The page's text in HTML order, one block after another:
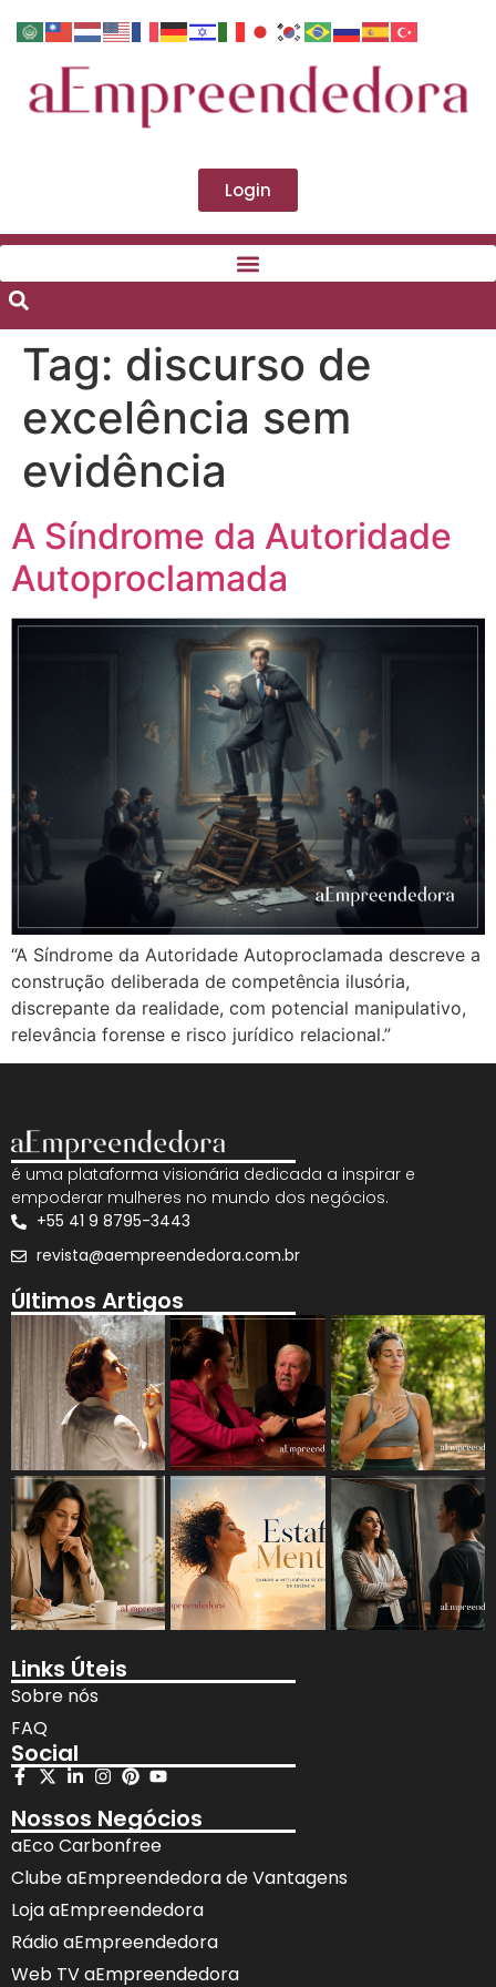
Login
Tag: discurso de
excelência sem
evidência
A Síndrome da Autoridade
Autoproclamada
“A Síndrome da Autoridade Autoproclamada descreve a
construção deliberada de competência ilusória,
discrepante da realidade, com potencial manipulativo,
relevância forense e risco jurídico relacional.”
é uma plataforma visionária dedicada a inspirar e
empoderar mulheres no mundo dos negócios.
+55 41 9 8795-3443
revista@aempreendedora.com.br
Últimos Artigos
Links Úteis
Sobre nós
FAQ
Social
Nossos Negócios
aEco Carbonfree
Clube aEmpreendedora de Vantagens
Loja aEmpreendedora
Rádio aEmpreendedora
Web TV aEmpreendedora